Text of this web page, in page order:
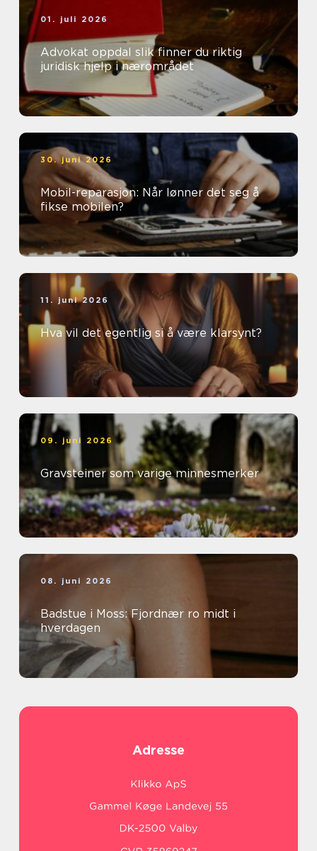
01. juli 2026
Advokat oppdal slik finner du riktig
juridisk hjelp i nærområdet
30. juni 2026
Mobil-reparasjon: Når lønner det seg å
fikse mobilen?
11. juni 2026
Hva vil det egentlig si å være klarsynt?
09. juni 2026
Gravsteiner som varige minnesmerker
08. juni 2026
Badstue i Moss: Fjordnær ro midt i
hverdagen
Adresse